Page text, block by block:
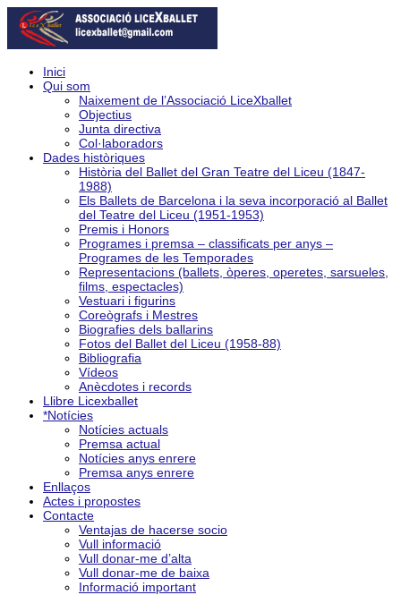
Inici
Qui som
Naixement de l’Associació LiceXballet
Objectius
Junta directiva
Col·laboradors
Dades històriques
Història del Ballet del Gran Teatre del Liceu (1847-
1988)
Els Ballets de Barcelona i la seva incorporació al Ballet
del Teatre del Liceu (1951-1953)
Premis i Honors
Programes i premsa – classificats per anys –
Programes de les Temporades
Representacions (ballets, òperes, operetes, sarsueles,
films, espectacles)
Vestuari i figurins
Coreògrafs i Mestres
Biografies dels ballarins
Fotos del Ballet del Liceu (1958-88)
Bibliografia
Vídeos
Anècdotes i records
Llibre Licexballet
*Notícies
Notícies actuals
Premsa actual
Notícies anys enrere
Premsa anys enrere
Enllaços
Actes i propostes
Contacte
Ventajas de hacerse socio
Vull informació
Vull donar-me d’alta
Vull donar-me de baixa
Informació important